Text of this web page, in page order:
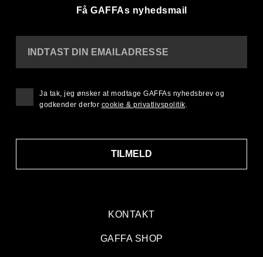
Få GAFFAs nyhedsmail
KONTAKT
GAFFA SHOP
INDTAST DIN EMAILADRESSE
TILMELD
Ja tak, jeg ønsker at modtage GAFFAs nyhedsbrev og
godkender derfor cookie & privatlivspolitik.